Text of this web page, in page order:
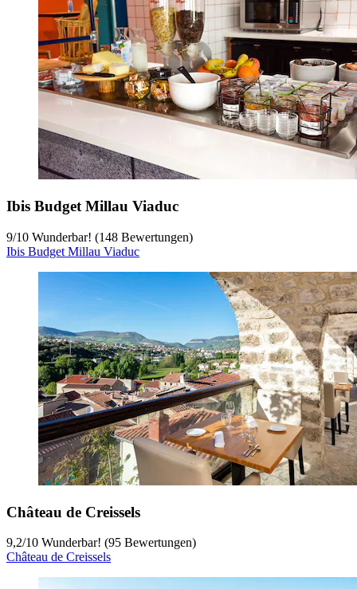
Ibis Budget Millau Viaduc
9/10 Wunderbar! (148 Bewertungen)
Ibis Budget Millau Viaduc
Château de Creissels
9,2/10 Wunderbar! (95 Bewertungen)
Château de Creissels